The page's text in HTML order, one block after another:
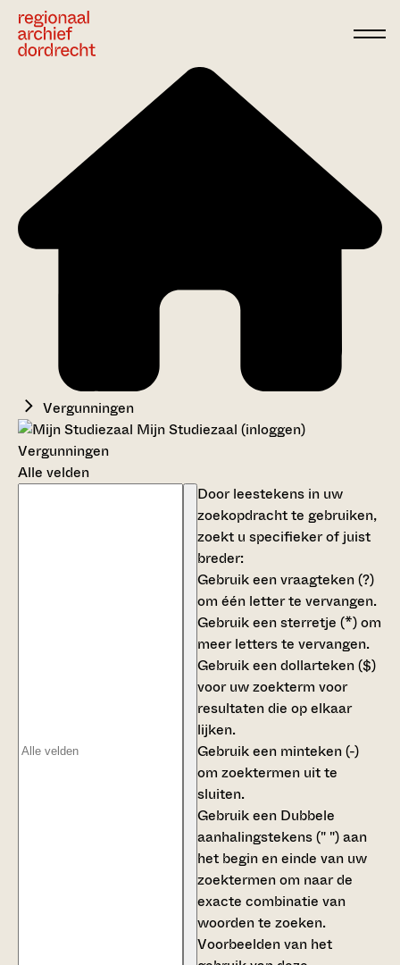
Vergunningen
Mijn Studiezaal (inloggen)
Vergunningen
Alle velden
Door leestekens in uw
zoekopdracht te gebruiken,
zoekt u specifieker of juist
breder:
Gebruik eenvraagteken (?)
om één letter te vervangen.
Gebruik eensterretje (*)om
meer letters te vervangen.
Gebruik eendollarteken ($)
voor uw zoekterm voor
resultaten die op elkaar
lijken.
Gebruik een minteken (-)
om zoektermen uit te
sluiten.
Gebruik een Dubbele
aanhalingstekens (" ")aan
het begin en einde van uw
zoektermen om naar de
exacte combinatie van
woorden te zoeken.
Voorbeelden van het